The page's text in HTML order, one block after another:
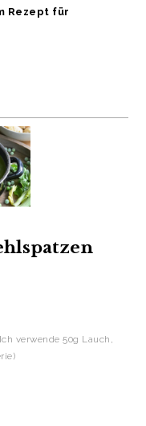
Rezept für
verwende 50g Lauch,